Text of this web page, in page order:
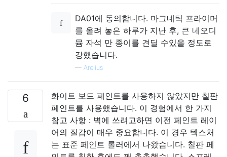
DA01에 동의합니다. 마그네틱 프라이머
를 올려 놓은 하루가 지난 후, 큰 네오디
뮴 자석 만 종이를 견딜 수있을 정도로
강했습니다.
— Arelius
6
화이트 보드 페인트를 사용하지 않았지만 칠판
페인트를 사용했습니다. 이 경험에서 한 가지
참고 사항 : 벽에 쓰려고하면 이전 페인트 레이
어의 질감이 매우 중요합니다. 이 경우 텍스처
는 표준 페인트 롤러에서 나왔습니다. 칠판 페